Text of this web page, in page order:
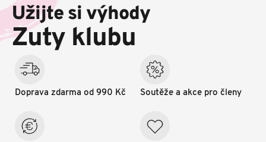
a
í
Užijte si výhody
Zuty klubu
Doprava zdarma od 990 Kč Soutěže a akce pro členy